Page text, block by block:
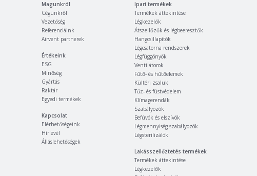
Magunkról
Cégünkről
Vezetőség
Referenciáink
Airvent partnerek
Értékeink
ESG
Minőség
Gyártás
Raktár
Egyedi termékek
Kapcsolat
Elérhetőségeink
Hírlevél
Álláslehetőségek
Ipari termékek
Termékek áttekintése
Légkezelők
Átszellőzők és légbeeresztők
Hangcsillapítók
Légcsatorna rendszerek
Légfüggönyök
Ventilátorok
Fűtő- és hűtőelemek
Kültéri zsaluk
Tűz- és füstvédelem
Klímagerendák
Szabályozók
Befúvók és elszívók
Légmennyiség szabályozók
Légsterilizálók
Lakásszellőztetés termékek
Termékek áttekintése
Légkezelők